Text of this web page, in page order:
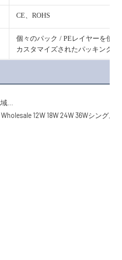
CE、ROHS
個々のパック / PEレイヤーを使
カスタマイズされたパッキング